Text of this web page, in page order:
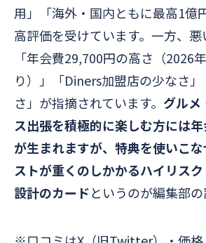
用」「海外・国内ともに最高1億
高評価を受けています。一方、
「年会費29,700円の高さ（2026
り）」「Diners加盟店の少なさ
さ」が指摘されています。 グルメ
ス出張を積極的に楽しむ方には
が生まれますが、特典を使いこ
ストが重くのしかかるハイリス
設計のカードというのが編集部の